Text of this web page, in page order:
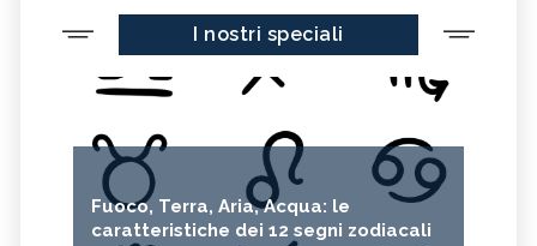
I nostri speciali
Fuoco, Terra, Aria, Acqua: le
caratteristiche dei 12 segni zodiacali